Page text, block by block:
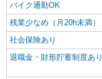
バイク通勤OK
残業少なめ（月20h未満）
社会保険あり
退職金・財形貯蓄制度あり